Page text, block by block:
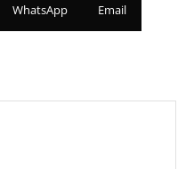
WhatsApp Email